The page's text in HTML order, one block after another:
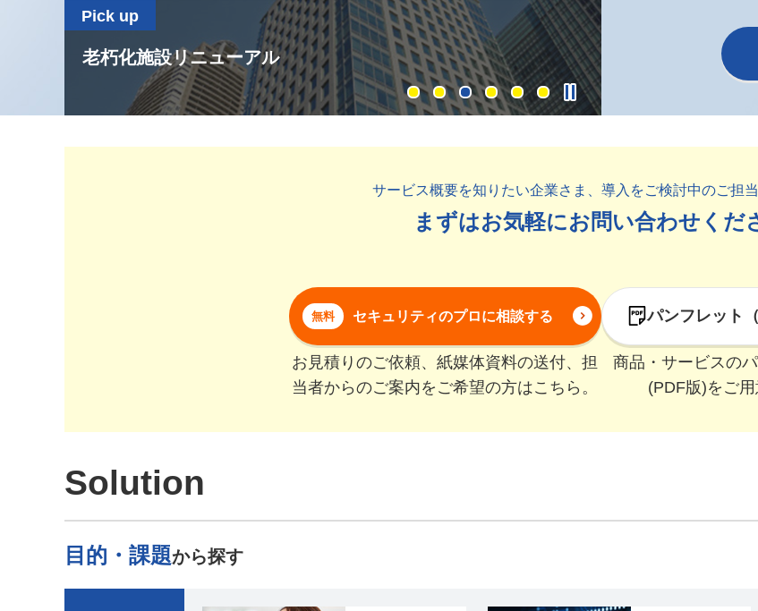
Pick up
新型コロナウイルス対策 情報セキュリテ
サービス概要を知りたい企業さま、 導入をご検討中のご担当
まずはお気軽にお問い合わせくだ
無料 セキュリティのプロに相談する
お見積りのご依頼、紙媒体資料の送付、担
当者からのご案内をご希望の方はこちら。
パンフレット
商品・サービスの
(PDF版)をご
Solution
目的・課題から探す